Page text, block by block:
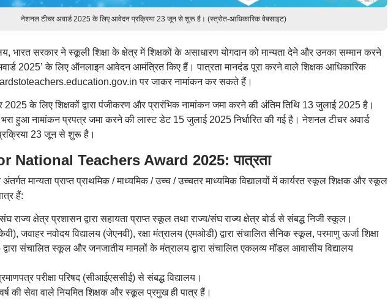
नेशनल टीचर अवार्ड 2025 के लिए आवेदन प्रक्रिया 23 जून से शुरू है। (स्त्रोत-आधिकारिक वेबसाइट)
भारत सरकार ने स्कूली शिक्षा के क्षेत्र में शिक्षकों के असाधारण योगदान को मान्यता देने और उनका सम्मान करने
2025’ के लिए ऑनलाइन आवेदन आमंत्रित किए हैं। पात्रता मानदंड पूरा करने वाले शिक्षक आधिकारिक
पर जाकर नामांकन कर सकते हैं।
2025 के लिए शिक्षकों द्वारा पंजीकरण और प्रारंभिक नामांकन जमा करने की अंतिम तिथि 13 जुलाई 2025 है।
से भरा हुआ नामांकन प्रपत्र जमा करने की लास्ट डेट 15 जुलाई 2025 निर्धारित की गई है। नेशनल टीचर अवार्ड
23 जून से शुरू है।
National Teachers Award 2025: पात्रता
मान्यता प्राप्त प्राथमिक / माध्यमिक / उच्च / उच्चतर माध्यमिक विद्यालयों में कार्यरत स्कूल शिक्षक और स्कूल
हैं:
राज्य क्षेत्र प्रशासन द्वारा सहायता प्राप्त स्कूल तथा राज्य/संघ राज्य क्षेत्र बोर्ड से संबद्ध निजी स्कूल।
जवाहर नवोदय विद्यालय (जेएनवी), रक्षा मंत्रालय (एमओडी) द्वारा संचालित सैनिक स्कूल, परमाणु ऊर्जा शिक्षा
द्वारा संचालित स्कूल और जनजातीय मामलों के मंत्रालय द्वारा संचालित एकलव्य मॉडल आवासीय विद्यालय
परीक्षा परिषद (सीआईएससीई) से संबद्ध विद्यालय।
की सेवा वाले नियमित शिक्षक और स्कूल प्रमुख ही पात्र हैं।